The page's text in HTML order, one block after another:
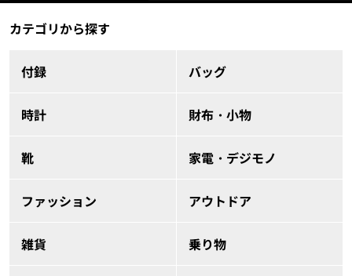
カテゴリから探す
付録 バッグ
時計 財布・小物
靴 家電・デジモノ
ファッション アウトドア
雑貨 乗り物